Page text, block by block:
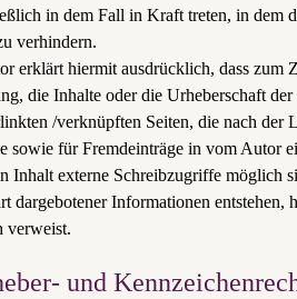
in dem Fall in Kraft treten, in dem
verhindern.
erklärt hiermit ausdrücklich, dass zum
die Inhalte oder die Urheberschaft
/verknüpften Seiten, die nach der
sowie für Fremdeinträge in vom Autor
Inhalt externe Schreibzugriffe möglich
dargebotener Informationen
verweist.
und